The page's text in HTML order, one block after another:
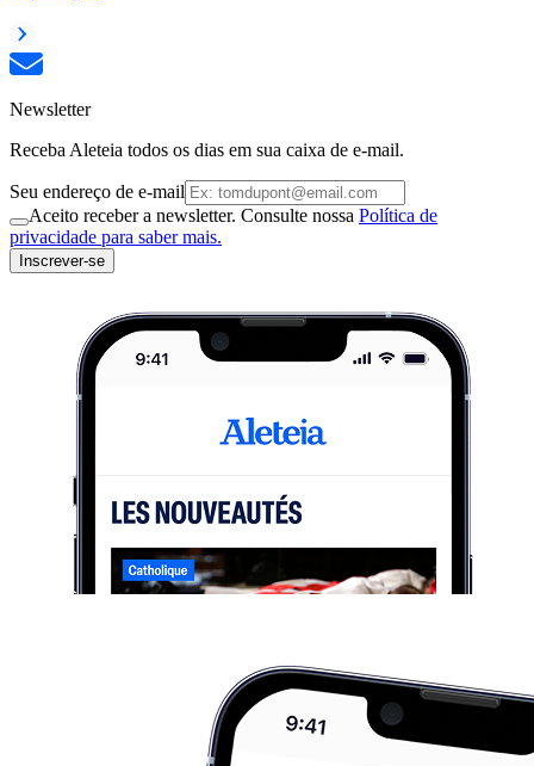
Newsletter
Receba Aleteia todos os dias em sua caixa de e-mail.
Seu endereço de e-mail
Aceito receber a newsletter. Consulte nossa Política de
privacidade para saber mais.
Inscrever-se